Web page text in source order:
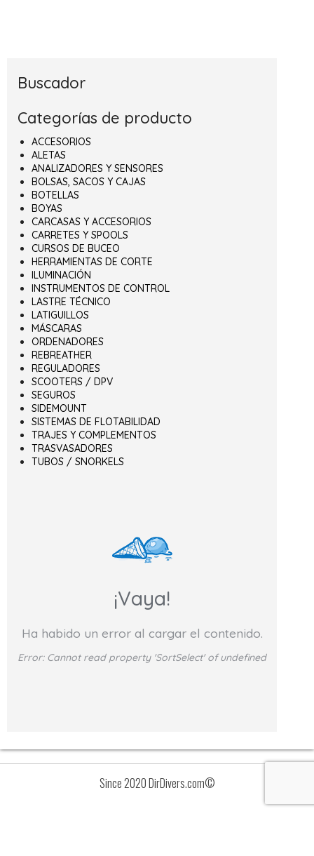
Buscador
Categorías de producto
ACCESORIOS
ALETAS
ANALIZADORES Y SENSORES
BOLSAS, SACOS Y CAJAS
BOTELLAS
BOYAS
CARCASAS Y ACCESORIOS
CARRETES Y SPOOLS
CURSOS DE BUCEO
HERRAMIENTAS DE CORTE
ILUMINACIÓN
INSTRUMENTOS DE CONTROL
LASTRE TÉCNICO
LATIGUILLOS
MÁSCARAS
ORDENADORES
REBREATHER
REGULADORES
SCOOTERS / DPV
SEGUROS
SIDEMOUNT
SISTEMAS DE FLOTABILIDAD
TRAJES Y COMPLEMENTOS
TRASVASADORES
TUBOS / SNORKELS
¡Vaya!
Ha habido un error al cargar el contenido.
Error: Cannot read property 'SortSelect' of undefined
Since 2020 DirDivers.com©